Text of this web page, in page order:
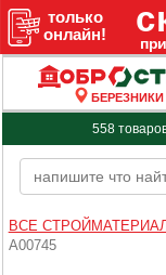
БЕРЕЗНИКИ
558
ВСЕ
A00745